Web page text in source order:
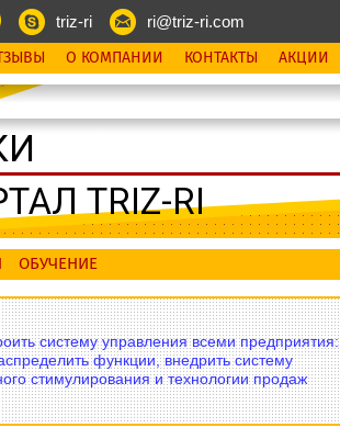
triz-ri ri@triz-ri.com
О КОМПАНИИ КОНТАКТЫ АКЦИИ
TRIZ-RI
ОБУЧЕНИЕ
систему управления всеми предприятия:
функции, внедрить систему
стимулирования и технологии продаж